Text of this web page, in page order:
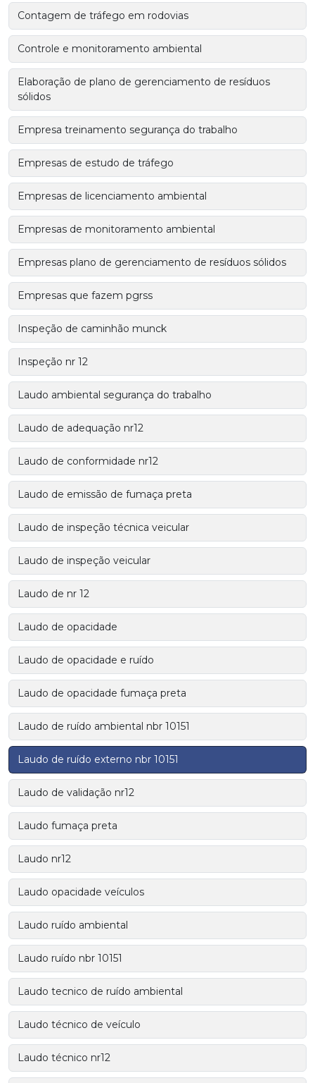
Contagem de tráfego em rodovias
Controle e monitoramento ambiental
Elaboração de plano de gerenciamento de resíduos
sólidos
Empresa treinamento segurança do trabalho
Empresas de estudo de tráfego
Empresas de licenciamento ambiental
Empresas de monitoramento ambiental
Empresas plano de gerenciamento de resíduos sólidos
Empresas que fazem pgrss
Inspeção de caminhão munck
Inspeção nr 12
Laudo ambiental segurança do trabalho
Laudo de adequação nr12
Laudo de conformidade nr12
Laudo de emissão de fumaça preta
Laudo de inspeção técnica veicular
Laudo de inspeção veicular
Laudo de nr 12
Laudo de opacidade
Laudo de opacidade e ruído
Laudo de opacidade fumaça preta
Laudo de ruído ambiental nbr 10151
Laudo de ruído externo nbr 10151
Laudo de validação nr12
Laudo fumaça preta
Laudo nr12
Laudo opacidade veículos
Laudo ruído ambiental
Laudo ruído nbr 10151
Laudo tecnico de ruído ambiental
Laudo técnico de veículo
Laudo técnico nr12